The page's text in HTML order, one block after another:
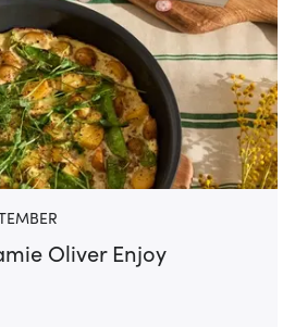
Oliver Enjoy